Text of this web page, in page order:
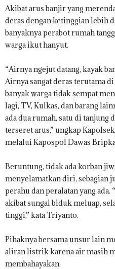
Akibat arus banjir yang
deras dengan ketinggian lebih
banyaknya perabot rumah
warga ikut hanyut.
“Airnya ngejut datang, kayak
Airnya sangat deras terutama
banyak warga tidak sempat
lagi, TV, Kulkas, dan barang
ada dua rumah, satu di tanjung
terseret arus,” ungkap
melalui Kapospol Dawas
Beruntung, tidak ada korban
menyelamatkan diri, sebagian
perahu dan peralatan yang
akibat sungai biduk meluap,
tinggi,” kata Triyanto.
Pihaknya bersama unsur lain
aliran listrik karena air masih
membahayakan.